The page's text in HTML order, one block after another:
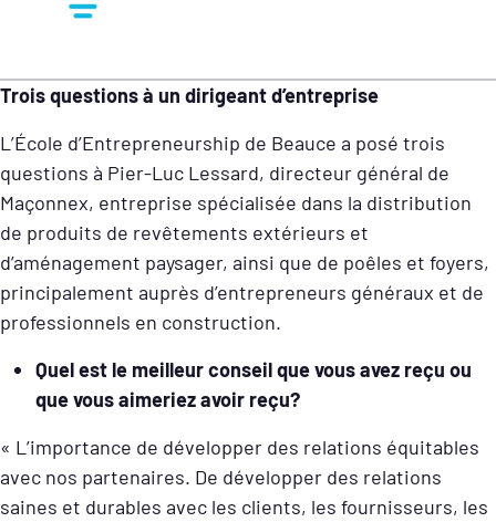
Trois questions à un dirigeant d’entreprise
L’École d’Entrepreneurship de Beauce a posé trois
questions à Pier-Luc Lessard, directeur général de
Maçonnex, entreprise spécialisée dans la distribution
de produits de revêtements extérieurs et
d’aménagement paysager, ainsi que de poêles et foyers,
principalement auprès d’entrepreneurs généraux et de
professionnels en construction.
Quel est le meilleur conseil que vous avez reçu ou
que vous aimeriez avoir reçu?
« L’importance de développer des relations équitables
avec nos partenaires. De développer des relations
saines et durables avec les clients, les fournisseurs, les